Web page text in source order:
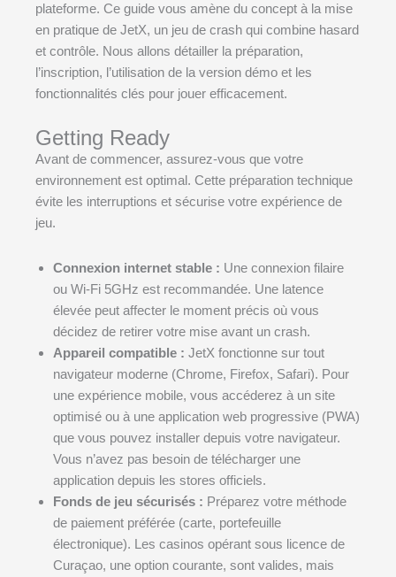
plateforme. Ce guide vous amène du concept à la mise
en pratique de JetX, un jeu de crash qui combine hasard
et contrôle. Nous allons détailler la préparation,
l’inscription, l’utilisation de la version démo et les
fonctionnalités clés pour jouer efficacement.
Getting Ready
Avant de commencer, assurez-vous que votre
environnement est optimal. Cette préparation technique
évite les interruptions et sécurise votre expérience de
jeu.
Connexion internet stable : Une connexion filaire
ou Wi-Fi 5GHz est recommandée. Une latence
élevée peut affecter le moment précis où vous
décidez de retirer votre mise avant un crash.
Appareil compatible : JetX fonctionne sur tout
navigateur moderne (Chrome, Firefox, Safari). Pour
une expérience mobile, vous accéderez à un site
optimisé ou à une application web progressive (PWA)
que vous pouvez installer depuis votre navigateur.
Vous n’avez pas besoin de télécharger une
application depuis les stores officiels.
Fonds de jeu sécurisés : Préparez votre méthode
de paiement préférée (carte, portefeuille
électronique). Les casinos opérant sous licence de
Curaçao, une option courante, sont valides, mais